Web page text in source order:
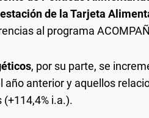
de la Tarjeta
al programa
, por su parte, se
año anterior y aquellos
i.a.).